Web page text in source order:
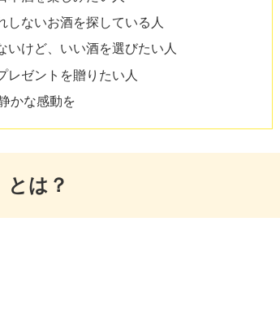
しないお酒を探している人
いけど、いい酒を選びたい人
レゼントを贈りたい人
かな感動を
とは？